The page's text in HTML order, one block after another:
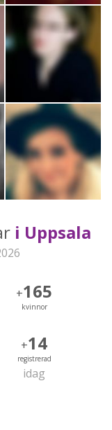
i Uppsala
+165
kvinnor
+14
registrerad
idag